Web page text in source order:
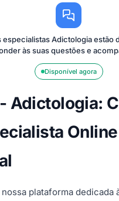
especialistas Adictologia estão
às suas questões e
Disponível agora
Adictologia:
plataforma dedicada